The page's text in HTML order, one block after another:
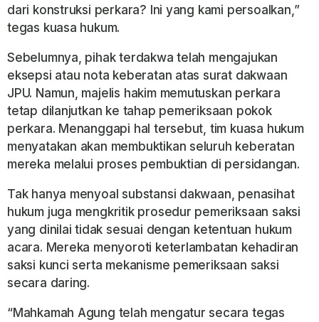
dari konstruksi perkara? Ini yang kami persoalkan,”
tegas kuasa hukum.
Sebelumnya, pihak terdakwa telah mengajukan
eksepsi atau nota keberatan atas surat dakwaan
JPU. Namun, majelis hakim memutuskan perkara
tetap dilanjutkan ke tahap pemeriksaan pokok
perkara. Menanggapi hal tersebut, tim kuasa hukum
menyatakan akan membuktikan seluruh keberatan
mereka melalui proses pembuktian di persidangan.
Tak hanya menyoal substansi dakwaan, penasihat
hukum juga mengkritik prosedur pemeriksaan saksi
yang dinilai tidak sesuai dengan ketentuan hukum
acara. Mereka menyoroti keterlambatan kehadiran
saksi kunci serta mekanisme pemeriksaan saksi
secara daring.
“Mahkamah Agung telah mengatur secara tegas